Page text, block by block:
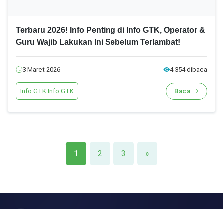
Terbaru 2026! Info Penting di Info GTK, Operator &
Guru Wajib Lakukan Ini Sebelum Terlambat!
3 Maret 2026 4.354 dibaca
Info GTK Info GTK Baca
1 2 3 »